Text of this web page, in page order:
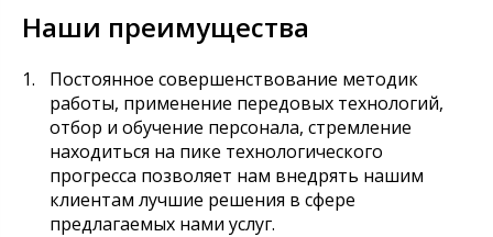
Наши преимущества
Постоянное совершенствование методик
работы, применение передовых технологий,
отбор и обучение персонала, стремление
находиться на пике технологического
прогресса позволяет нам внедрять нашим
клиентам лучшие решения в сфере
предлагаемых нами услуг.